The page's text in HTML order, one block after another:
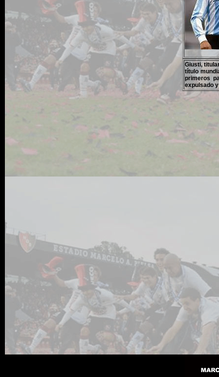
Giusti,
título
primeros
expulsado